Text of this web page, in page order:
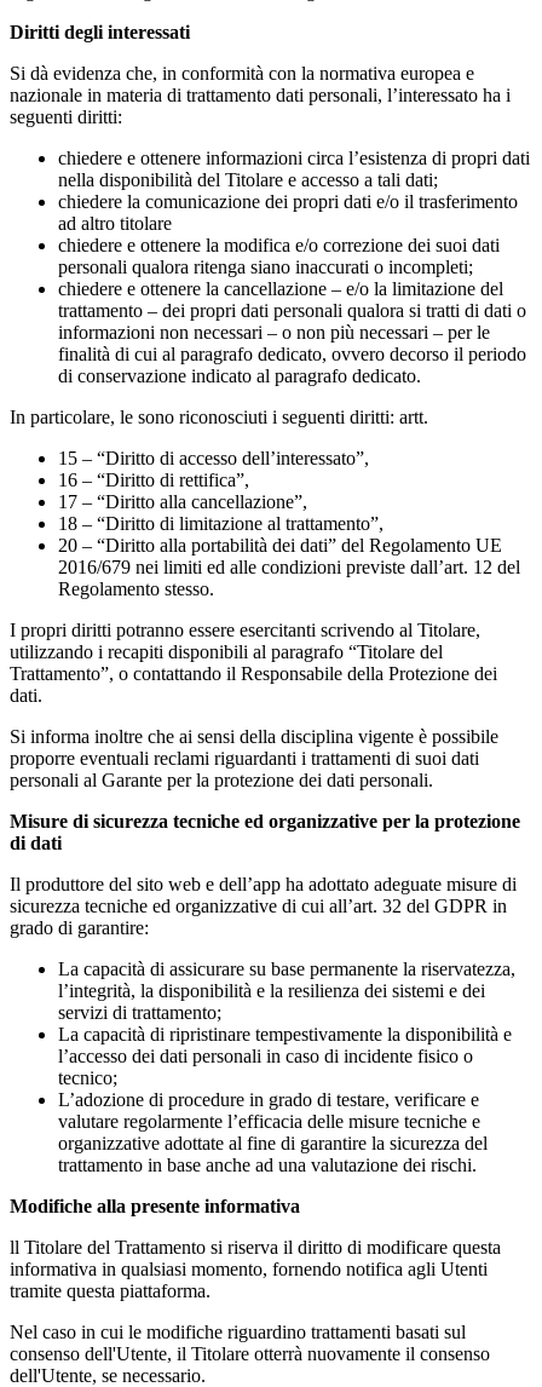
Diritti degli interessati
Si dà evidenza che, in conformità con la normativa europea e
nazionale in materia di trattamento dati personali, l’interessato ha i
seguenti diritti:
chiedere e ottenere informazioni circa l’esistenza di propri dati
nella disponibilità del Titolare e accesso a tali dati;
chiedere la comunicazione dei propri dati e/o il trasferimento
ad altro titolare
chiedere e ottenere la modifica e/o correzione dei suoi dati
personali qualora ritenga siano inaccurati o incompleti;
chiedere e ottenere la cancellazione – e/o la limitazione del
trattamento – dei propri dati personali qualora si tratti di dati o
informazioni non necessari – o non più necessari – per le
finalità di cui al paragrafo dedicato, ovvero decorso il periodo
di conservazione indicato al paragrafo dedicato.
In particolare, le sono riconosciuti i seguenti diritti: artt.
15 – “Diritto di accesso dell’interessato”,
16 – “Diritto di rettifica”,
17 – “Diritto alla cancellazione”,
18 – “Diritto di limitazione al trattamento”,
20 – “Diritto alla portabilità dei dati” del Regolamento UE
2016/679 nei limiti ed alle condizioni previste dall’art. 12 del
Regolamento stesso.
I propri diritti potranno essere esercitanti scrivendo al Titolare,
utilizzando i recapiti disponibili al paragrafo “Titolare del
Trattamento”, o contattando il Responsabile della Protezione dei
dati.
Si informa inoltre che ai sensi della disciplina vigente è possibile
proporre eventuali reclami riguardanti i trattamenti di suoi dati
personali al Garante per la protezione dei dati personali.
Misure di sicurezza tecniche ed organizzative per la protezione
di dati
Il produttore del sito web e dell’app ha adottato adeguate misure di
sicurezza tecniche ed organizzative di cui all’art. 32 del GDPR in
grado di garantire:
La capacità di assicurare su base permanente la riservatezza,
l’integrità, la disponibilità e la resilienza dei sistemi e dei
servizi di trattamento;
La capacità di ripristinare tempestivamente la disponibilità e
l’accesso dei dati personali in caso di incidente fisico o
tecnico;
L’adozione di procedure in grado di testare, verificare e
valutare regolarmente l’efficacia delle misure tecniche e
organizzative adottate al fine di garantire la sicurezza del
trattamento in base anche ad una valutazione dei rischi.
Modifiche alla presente informativa
ll Titolare del Trattamento si riserva il diritto di modificare questa
informativa in qualsiasi momento, fornendo notifica agli Utenti
tramite questa piattaforma.
Nel caso in cui le modifiche riguardino trattamenti basati sul
consenso dell'Utente, il Titolare otterrà nuovamente il consenso
dell'Utente, se necessario.